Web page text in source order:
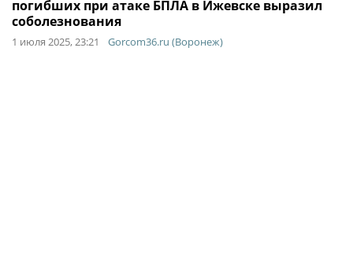
погибших при атаке БПЛА в Ижевске выразил
соболезнования
1 июля 2025, 23:21 Gorcom36.ru (Воронеж)